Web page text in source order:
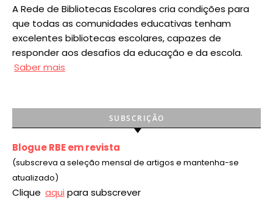
A Rede de Bibliotecas Escolares cria condições para
que todas as comunidades educativas tenham
excelentes bibliotecas escolares, capazes de
responder aos desafios da educação e da escola.
Saber mais
SUBSCRIÇÃO
Blogue RBE em revista
(subscreva a seleção mensal de artigos e mantenha-se
atualizado)
Clique aqui para subscrever